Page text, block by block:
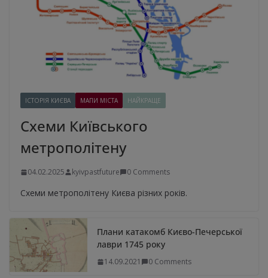
ІСТОРІЯ КИЄВА МАПИ МІСТА НАЙКРАЩЕ
Схеми Київського
метрополітену
04.02.2025 kyivpastfuture 0 Comments
Схеми метрополітену Києва різних років.
Плани катакомб Києво-Печерської
лаври 1745 року
14.09.2021 0 Comments